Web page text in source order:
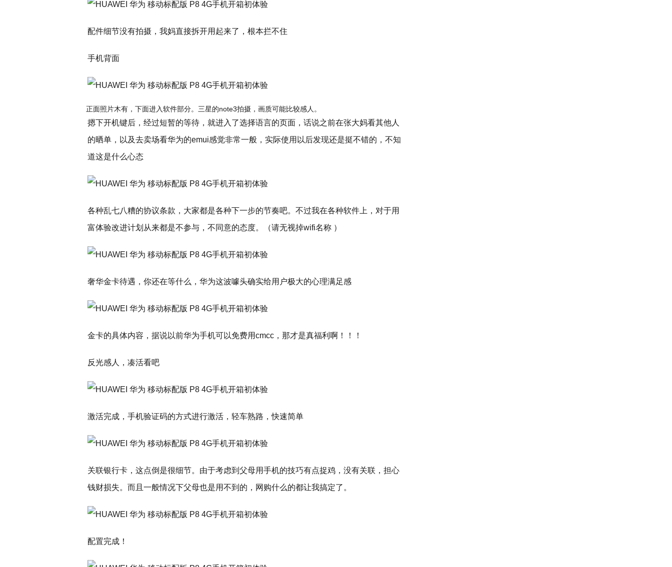
配件细节没有拍摄，我妈直接拆开用起来了，根本拦不住
手机背面
正面照片木有，下面进入软件部分。三星的note3拍摄，画质可能比较感人。
摁下开机键后，经过短暂的等待，就进入了选择语言的页面，话说之前在张大妈看其他人
的晒单，以及去卖场看华为的emui感觉非常一般，实际使用以后发现还是挺不错的，不知
道这是什么心态
各种乱七八糟的协议条款，大家都是各种下一步的节奏吧。不过我在各种软件上，对于用
富体验改进计划从来都是不参与，不同意的态度。（请无视掉wifi名称 ）
奢华金卡待遇，你还在等什么，华为这波噱头确实给用户极大的心理满足感
金卡的具体内容，据说以前华为手机可以免费用cmcc，那才是真福利啊！！！
反光感人，凑活看吧
激活完成，手机验证码的方式进行激活，轻车熟路，快速简单
关联银行卡，这点倒是很细节。由于考虑到父母用手机的技巧有点捉鸡，没有关联，担心
钱财损失。而且一般情况下父母也是用不到的，网购什么的都让我搞定了。
配置完成！